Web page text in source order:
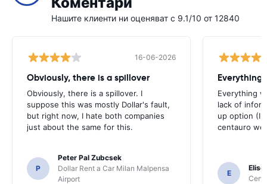
Нашите клиенти ни оценяват с 9.1/10 от 12840
16-06-2026
Obviously, there is a spillover
Obviously, there is a spillover. I
suppose this was mostly Dollar's fault,
but right now, I hate both companies
just about the same for this.
P
Peter Pal Zubcsek
Dollar Rent a Car Milan Malpensa
Airport
Everything
Everything
lack of
up option (I
centauro
E